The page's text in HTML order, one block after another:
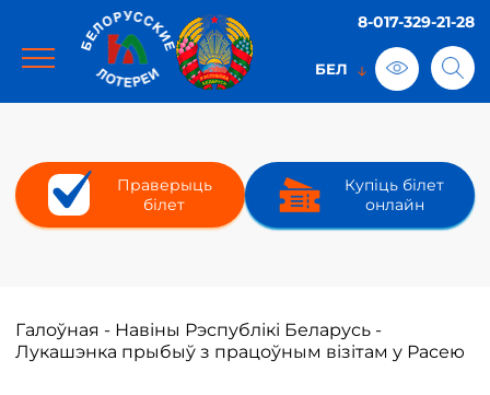
8-017-329-21-28
Праверыць
білет
Купіць білет
онлайн
Галоўная - Навіны Рэспублікі Беларусь -
Лукашэнка прыбыў з працоўным візітам у Расею